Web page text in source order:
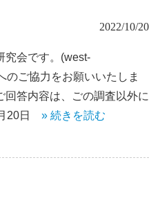
2022/10/20
究会です。(west-
のご協力をお願いいたしま
答内容は、ごの調査以外に
20日
» 続きを読む